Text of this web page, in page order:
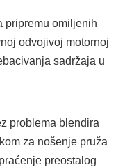
pripremu omiljenih
odvojivoj motornoj
sadržaja u
problema blendira
za nošenje pruža
preostalog